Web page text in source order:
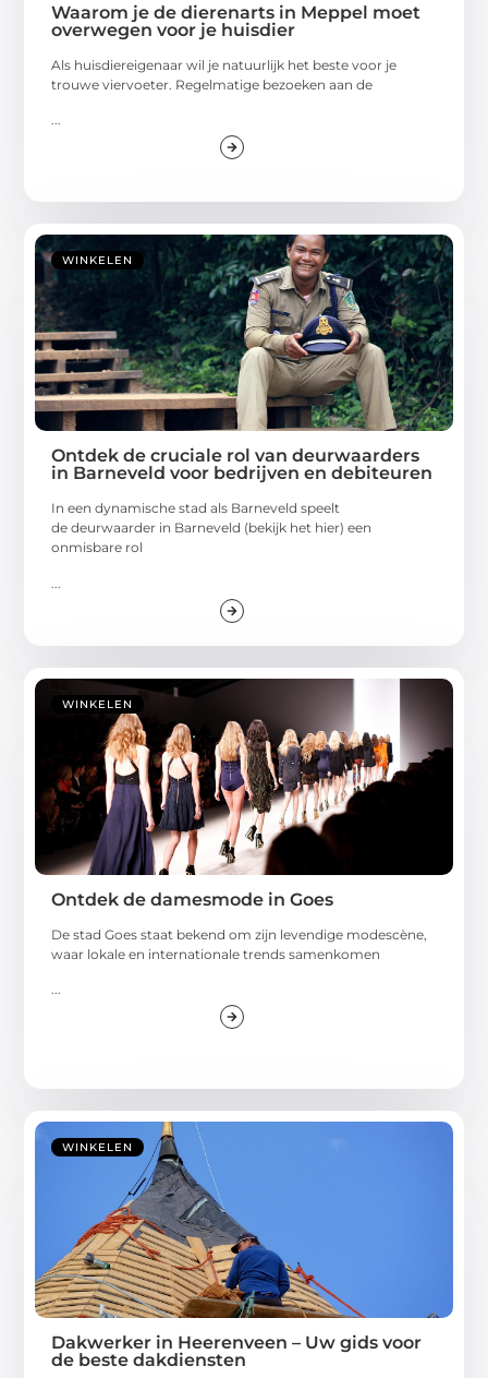
Waarom je de dierenarts in Meppel moet
overwegen voor je huisdier
Als huisdiereigenaar wil je natuurlijk het beste voor je
trouwe viervoeter. Regelmatige bezoeken aan de
...
WINKELEN
Ontdek de cruciale rol van deurwaarders
in Barneveld voor bedrijven en debiteuren
In een dynamische stad als Barneveld speelt
de deurwaarder in Barneveld (bekijk het hier) een
onmisbare rol
WINKELEN
Ontdek de damesmode in Goes
De stad Goes staat bekend om zijn levendige modescène,
waar lokale en internationale trends samenkomen
WINKELEN
Dakwerker in Heerenveen – Uw gids voor
de beste dakdiensten